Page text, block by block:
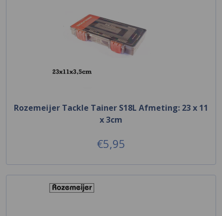
Rozemeijer Tackle Tainer S18L Afmeting: 23 x 11
x 3cm
€5,95